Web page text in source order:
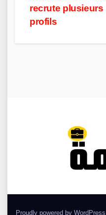
recrute plusieurs
profils
Proudly powered by WordPress